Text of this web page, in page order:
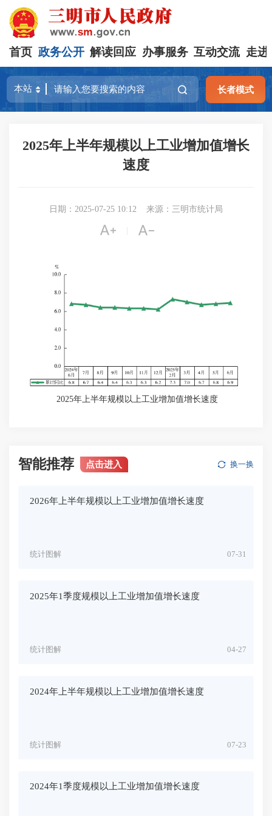
首页 政务公开 解读回应 办事服务 互动交流 走进
长者模式
2025年上半年规模以上工业增加值增长
速度
日期：2025-07-25 10:12 来源：三明市统计局
 
2025年上半年规模以上工业增加值增长速度
智能推荐 点击进入 换一换
2026年上半年规模以上工业增加值增长速度
07-31
统计图解
2025年1季度规模以上工业增加值增长速度
04-27
统计图解
2024年上半年规模以上工业增加值增长速度
07-23
统计图解
2024年1季度规模以上工业增加值增长速度